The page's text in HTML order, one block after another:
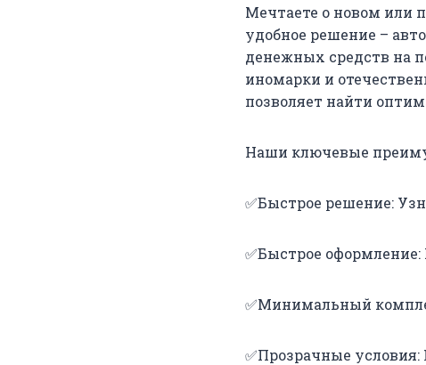
Мечтаете о новом или
удобное решение –
денежных средств на
иномарки и
позволяет найти
Наши ключевые
✅Быстрое решение:
✅Быстрое
✅Минимальный
✅Прозрачные